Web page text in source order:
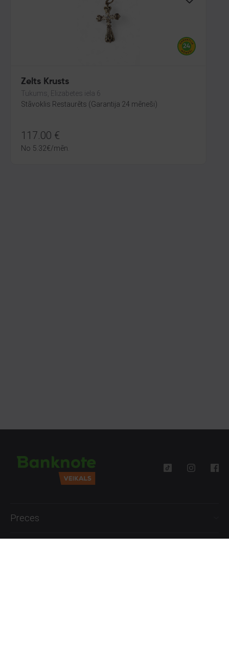
Zelts Krusts
Tukums, Elizabetes iela 6
Stāvoklis Restaurēts (Garantija 24 mēneši)
117.00 €
No 5.32€/mēn.
Preces